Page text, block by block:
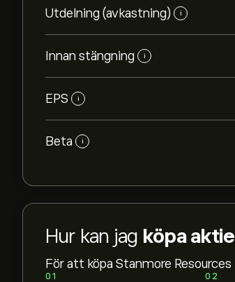
Utdelning (avkastning) i
Innan stängning i
EPS i
Beta i
Hur kan jag köpa
För att köpa Stanmore Resources
01 02